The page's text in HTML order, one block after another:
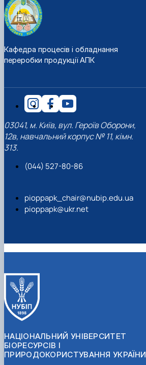
Кафедра процесів і обладнання
переробки продукції АПК
03041, м. Київ, вул. Героїв Оборони,
12в, навчальний корпус № 11, кімн.
313.
(044) 527-80-86
pioppapk_chair@nubip.edu.ua
pioppapk@ukr.net
НАЦІОНАЛЬНИЙ УНІВЕРСИТЕТ
БІОРЕСУРСІВ І
ПРИРОДОКОРИСТУВАННЯ УКРАЇНИ